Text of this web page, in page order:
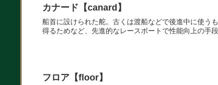
カナード【canard】
船首に設けられた舵。古くは渡船などで後進中に使う
得るためなど、先進的なレースボートで性能向上の手
フロア【floor】